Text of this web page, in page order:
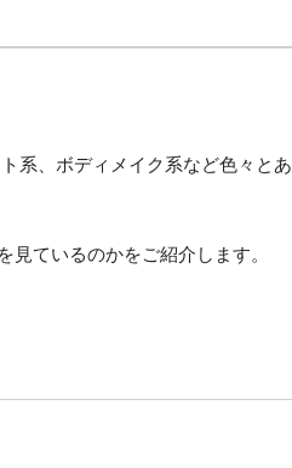
系、ボディメイク系など色々とあ
ているのかをご紹介します。